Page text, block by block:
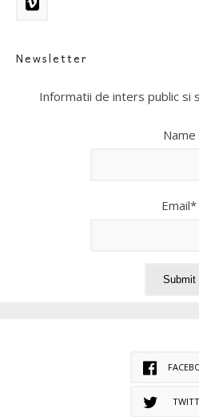
Newsletter
Informatii de inters public si
Name
Email*